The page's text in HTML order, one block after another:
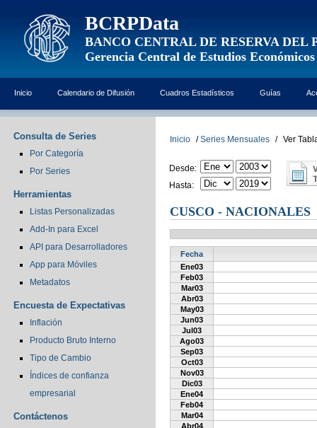
BCRPData
BANCO CENTRAL DE RESERVA DEL
Gerencia Central de Estudios Económicos
Inicio Calendario de Difusión Cuadros Estadísticos Guías
Consulta de Series
Por Categoría
Por Series
Herramientas
Listas Personalizadas
Add-In para Excel
API para Desarrolladores
App para Móviles
Metadatos
Encuesta de Expectativas
Inflación
Producto Bruto Interno
Tipo de Cambio
Índices de confianza
empresarial
Contáctenos
Inicio / Series Mensuales / Ver
Desde:
Hasta:
CUSCO - NACIONALES
Fecha
Ene03
Feb03
Mar03
Abr03
May03
Jun03
Jul03
Ago03
Sep03
Oct03
Nov03
Dic03
Ene04
Feb04
Mar04
Abr04